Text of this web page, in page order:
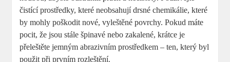
čistící prostředky, které neobsahují drsné chemikálie, které
by mohly poškodit nové, vyleštěné ⁢povrchy. Pokud máte
pocit, že jsou ​stále špinavé nebo‍ zakalené, krátce‍ je
přeleštěte jemným abrazivním prostředkem ⁣– ten,‍ který ‍byl
použit při​ prvním rozleštění.